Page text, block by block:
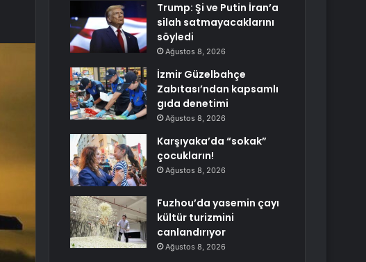
Trump: Şi ve Putin İran’a
silah satmayacaklarını
söyledi
Ağustos 8, 2026
İzmir Güzelbahçe
Zabıtası’ndan kapsamlı
gıda denetimi
Ağustos 8, 2026
Karşıyaka’da “sokak”
çocukların!
Ağustos 8, 2026
Fuzhou’da yasemin çayı
kültür turizmini
canlandırıyor
Ağustos 8, 2026